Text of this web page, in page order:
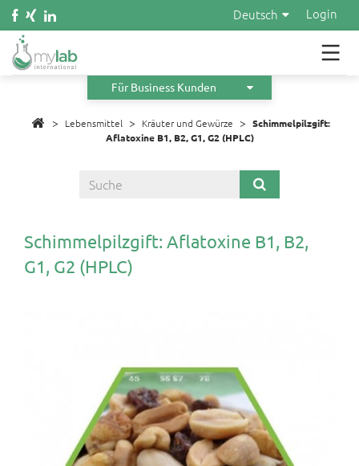
Login
Deutsch
Material
Infos
Angebot anfordern
Für Business Kunden
> Lebensmittel > Kräuter und Gewürze > Schimmelpilzgift:
Aflatoxine B1, B2, G1, G2 (HPLC)
Schimmelpilzgift: Aflatoxine B1, B2,
G1, G2 (HPLC)